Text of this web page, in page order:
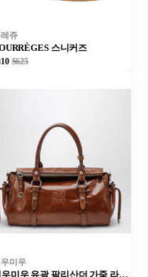
쥬
스니커즈
$625
미우
미우미우 유광 팔리산더 가죽 라지 탑 핸들 백